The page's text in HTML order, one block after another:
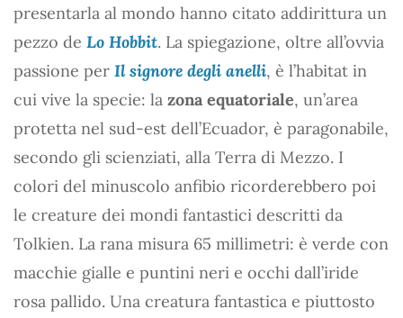
presentarla al mondo hanno citato addirittura un
pezzo de Lo Hobbit. La spiegazione, oltre all’ovvia
passione per Il signore degli anelli, è l’habitat in
cui vive la specie: la zona equatoriale, un’area
protetta nel sud-est dell’Ecuador, è paragonabile,
secondo gli scienziati, alla Terra di Mezzo. I
colori del minuscolo anfibio ricorderebbero poi
le creature dei mondi fantastici descritti da
Tolkien. La rana misura 65 millimetri: è verde con
macchie gialle e puntini neri e occhi dall’iride
rosa pallido. Una creatura fantastica e piuttosto